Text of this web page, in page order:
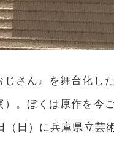
じさん』を舞台化し
）。ぼくは原作を今
（日）に兵庫県立芸